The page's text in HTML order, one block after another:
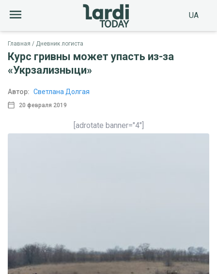
UA
Главная Дневник логиста
Курс гривны может упасть из-за
«Укрзализныци»
20 февраля 2019
Автор: Светлана Долгая
[adrotate banner="4"]